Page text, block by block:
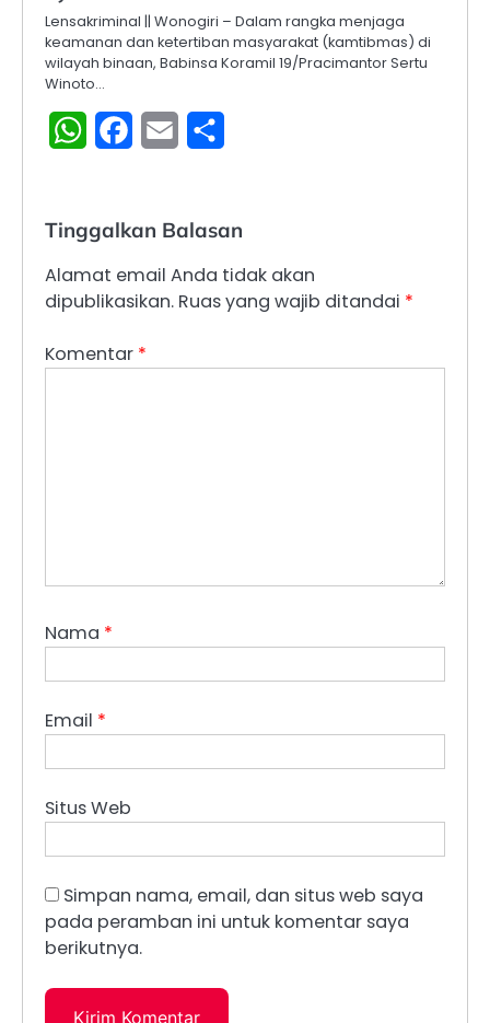
Lensakriminal || Wonogiri – Dalam rangka menjaga
keamanan dan ketertiban masyarakat (kamtibmas) di
wilayah binaan, Babinsa Koramil 19/Pracimantor Sertu
Winoto…
WhatsAppFacebook
Email
Tinggalkan Balasan
Alamat email Anda tidak akan
dipublikasikan. Ruas yang wajib ditandai *
Komentar *
Nama *
Email *
Situs Web
Simpan nama, email, dan situs web saya
pada peramban ini untuk komentar saya
berikutnya.